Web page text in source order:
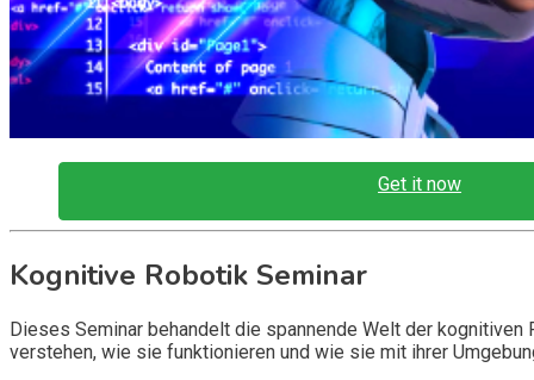
Get it now
Kognitive Robotik Seminar
Dieses Seminar behandelt die spannende Welt der
verstehen, wie sie funktionieren und wie sie mit ihrer